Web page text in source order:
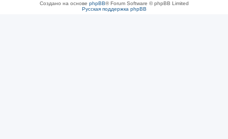
Создано на основе phpBB® Forum Software © phpBB Limited
Русская поддержка phpBB